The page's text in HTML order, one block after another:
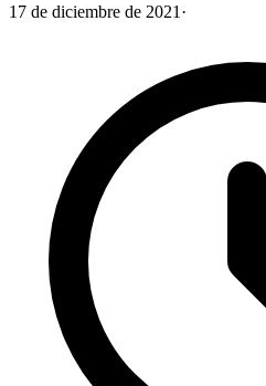
17 de diciembre de 2021 ·